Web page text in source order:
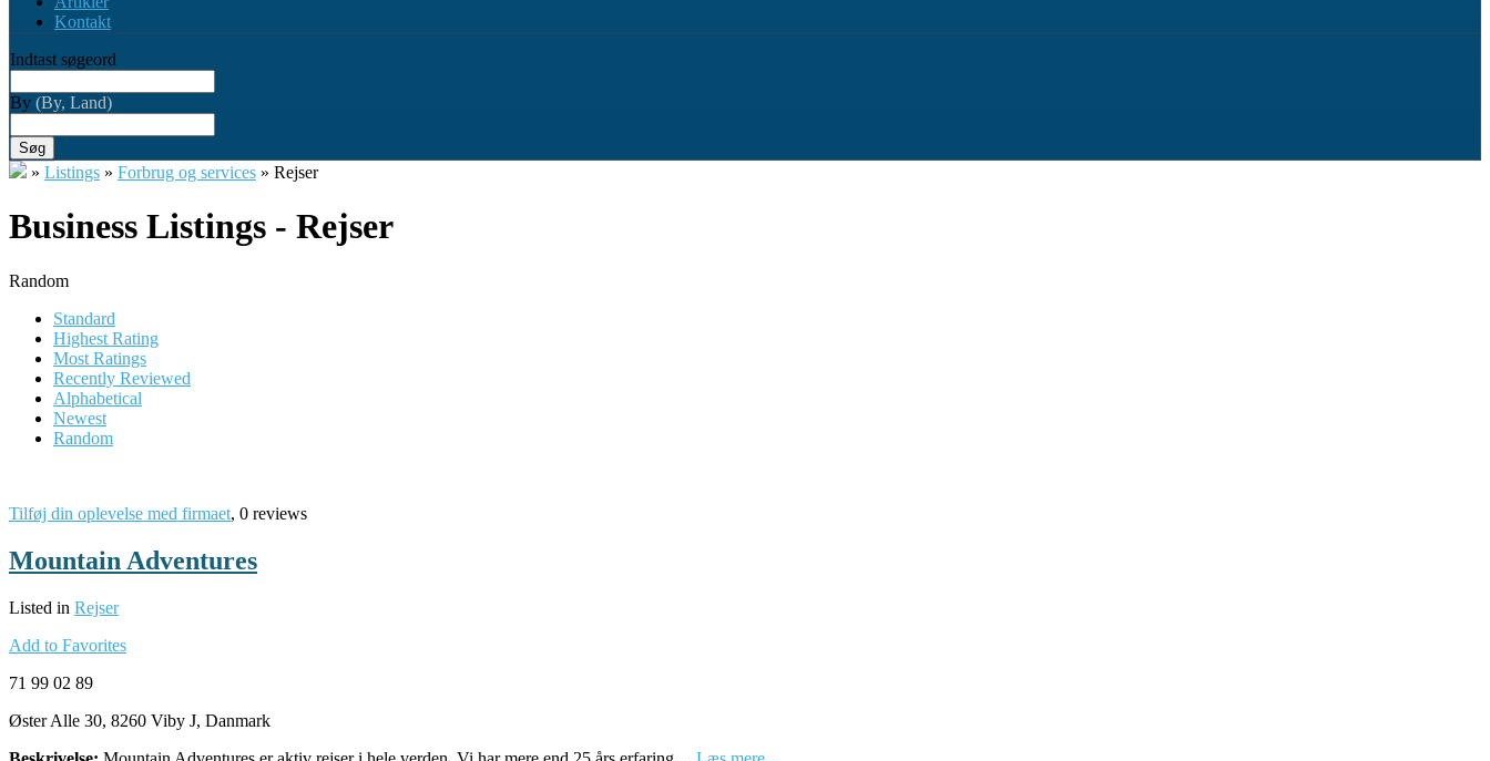
Kontakt
Indtast søgeord
By (By, Land)
Søg
» Listings » Forbrug og services » Rejser
Business Listings - Rejser
Random
Standard
Highest Rating
Most Ratings
Recently Reviewed
Alphabetical
Newest
Random
Tilføj din oplevelse med firmaet, 0 reviews
Mountain Adventures
Listed in Rejser
Add to Favorites
71 99 02 89
Øster Alle 30, 8260 Viby J, Danmark